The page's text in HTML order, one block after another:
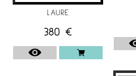
LAURE
380 €